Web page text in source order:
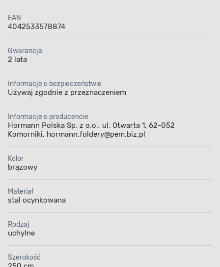
warunków atmosferycznych. Jej wysokość wynosi
212,5 cm, a szerokość to 250 cm. Brama waży
jedynie 64 kg, więc nie sprawia problemów przy
otwieraniu i została wyposażona w układ chroniący
wyposażeniem bramy jest zamek wielofunkcyjny
z wkładką patentową. Produkt jest objęty 2-letnią
gwarancją.
Zabezpieczenie
Bezpieczeństwo
Zamek
EAN
4042533578874
Gwarancja
2 lata
Informacje o bezpieczeństwie
Używaj zgodnie z przeznaczeniem
Informacje o producencie
Hormann Polska Sp. z o.o., ul. Otwarta 1, 62-052
Komorniki, hormann.foldery@pem.biz.pl
Kolor
brązowy
Materiał
stal ocynkowana
Rodzaj
uchylne
Szerokość